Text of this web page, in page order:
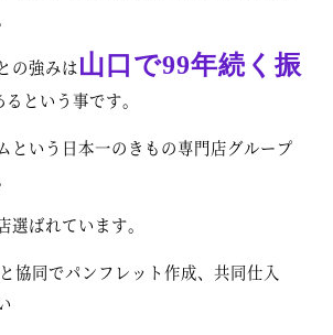
の強みは山口で99年続く振
るという事です。
という日本一のきもの専門店グループ
選ばれています。
協同でパンフレット作成、共同仕入